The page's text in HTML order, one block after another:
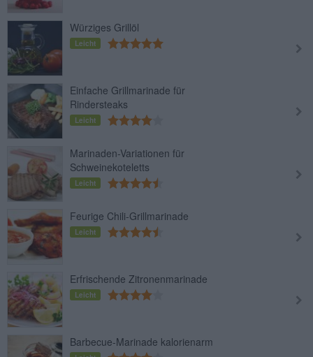
Würziges Grillöl
Leicht
Einfache Grillmarinade für
Rindersteaks
Leicht
Marinaden-Variationen für
Schweinekoteletts
Leicht
Feurige Chili-Grillmarinade
Leicht
Erfrischende Zitronenmarinade
Leicht
Barbecue-Marinade kalorienarm